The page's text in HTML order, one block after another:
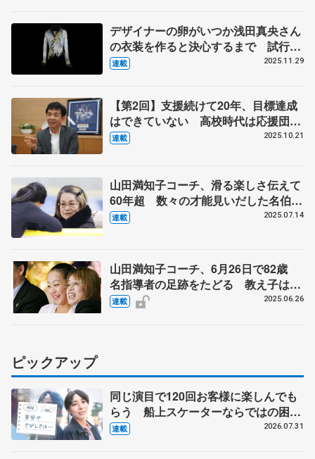
デザイナーの卵がいつか浅田真央さん
の衣装を作ると決心するまで 試行錯
誤の日々、２週間で仕上げた羽生結弦
連載 2025.11.29
【第2回】支援続けて20年、目標達成
はできていない 高校時代は応援団、
人気ない方に熱が入る
連載 2025.10.21
山田満知子コーチ、滑る楽しさ伝えて
60年超 数々の才能見いだした名伯
楽 【ニッポン・スポーツ人の肖像】
連載 2025.07.14
山田満知子コーチ、6月26日で82歳
名指導者の足跡をたどる 教え子は伊
藤みどり、浅田真央、村上佳菜子、宇
連載 2025.06.26
ピックアップ
同じ演目で120回お客様に楽しんでも
らう 船上スケーターならではの困難
とは 影響あったPIW前キャプテン松
連載 2026.07.31